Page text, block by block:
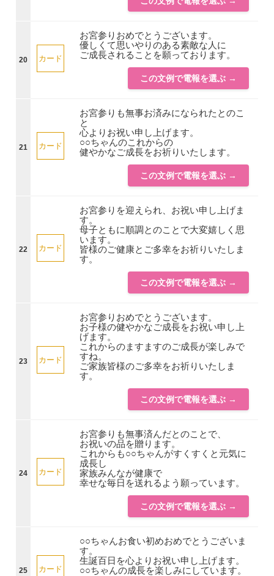
20 カード
お宮参りおめでとうございます。
優しくて思いやりのある素敵な人に
ご成長されることを願っております。
この文例で電報を選ぶ →
21 カード
お宮参りも無事お済みになられたとのこ
と
心よりお祝い申し上げます。
○○ちゃんのこれからの
健やかなご成長をお祈りいたします。
この文例で電報を選ぶ →
22 カード
お宮参りを迎えられ、お祝い申し上げま
す。
母子ともに順調とのことで大変嬉しく思
います。
皆様のご健康とご多幸をお祈りいたしま
す。
この文例で電報を選ぶ →
23 カード
お宮参りおめでとうございます。
お子様の健やかなご成長をお祝い申し上
げます。
これからのますますのご成長が楽しみで
すね。
ご家族皆様のご多幸をお祈りいたしま
す。
この文例で電報を選ぶ →
24 カード
お宮参りも無事済んだとのことで、
お祝いの品を贈ります。
これからも○○ちゃんがすくすくと元気に
成長し
家族みんなが健康で
幸せな毎日を送れるよう願っています。
この文例で電報を選ぶ →
25 カード
○○ちゃんお食い初めおめでとうございま
す。
生誕百日を心よりお祝い申し上げます。
○○ちゃんの成長を楽しみにしています。